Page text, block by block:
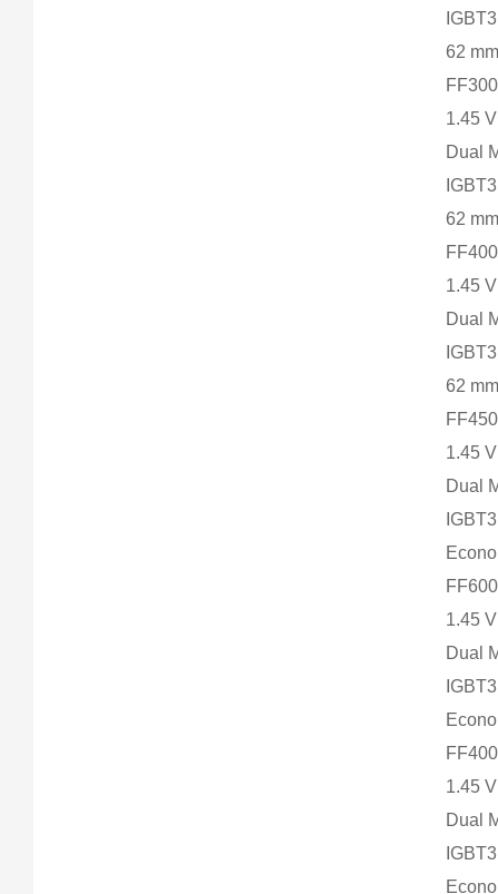
62
1.45
Dual
62
1.45
Dual
62
1.45
Dual
1.45
Dual
1.45
Dual